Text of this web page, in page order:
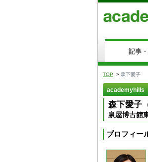
記事
TOP > 森下愛子
academyhills
森下愛子
泉屋博古館
プロフィー